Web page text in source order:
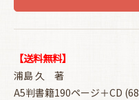
【送料無料】
浦島 久 著
A5判書籍190ページ＋CD